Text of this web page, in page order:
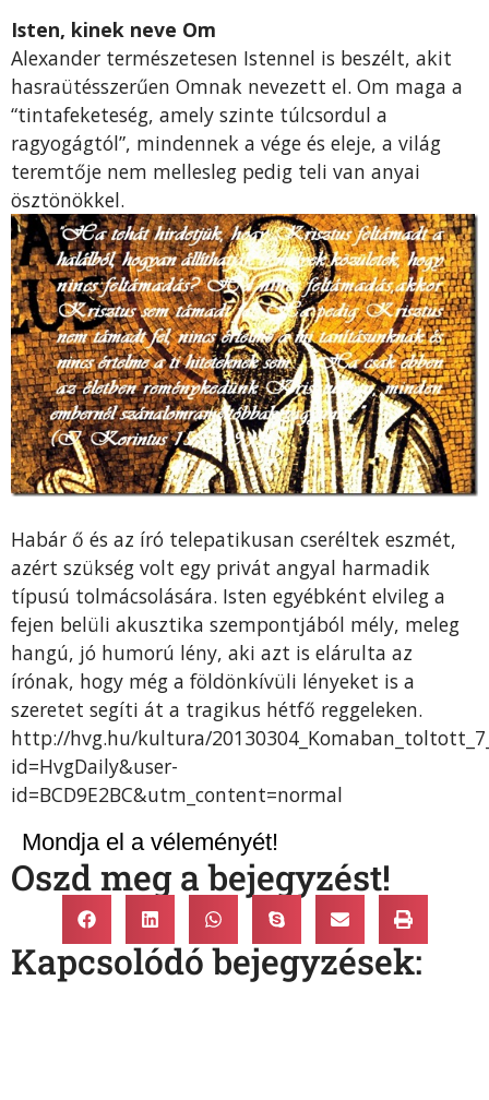
Isten, kinek neve Om
Alexander természetesen Istennel is beszélt, akit
hasraütésszerűen Omnak nevezett el. Om maga a
“tintafeketeség, amely szinte túlcsordul a
ragyogágtól”, mindennek a vége és eleje, a világ
teremtője nem mellesleg pedig teli van anyai
ösztönökkel.
Habár ő és az író telepatikusan cseréltek eszmét,
azért szükség volt egy privát angyal harmadik
típusú tolmácsolására. Isten egyébként elvileg a
fejen belüli akusztika szempontjából mély, meleg
hangú, jó humorú lény, aki azt is elárulta az
írónak, hogy még a földönkívüli lényeket is a
szeretet segíti át a tragikus hétfő reggeleken.
http://hvg.hu/kultura/
id=HvgDaily&user-
id=BCD9E2BC&utm_content=normal
Mondja el a véleményét!
Oszd meg a bejegyzést!
Kapcsolódó bejegyzések: